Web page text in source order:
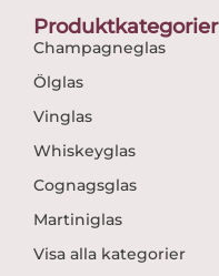
Produktkategorier
Champagneglas
Ölglas
Vinglas
Whiskeyglas
Cognagsglas
Martiniglas
Visa alla kategorier